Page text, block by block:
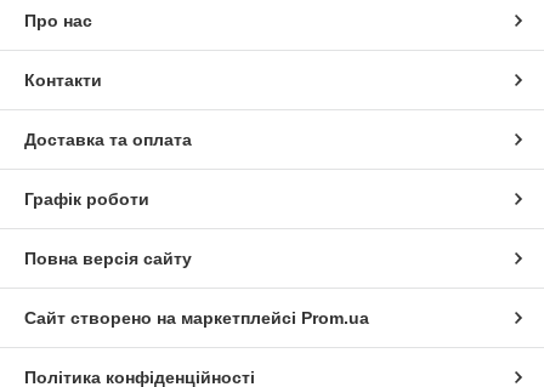
Про нас
Контакти
Доставка та оплата
Графік роботи
Повна версія сайту
Сайт створено на маркетплейсі Prom.ua
Політика конфіденційності